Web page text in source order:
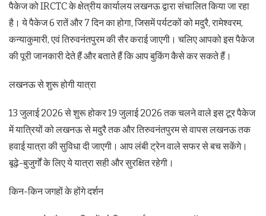
पैकेज को IRCTC के क्षेत्रीय कार्यालय लखनऊ द्वारा संचालित किया जा रहा
है। ये पैकेज 6 रातें और 7 दिन का होगा, जिसमें पर्यटकों को मदुरै, रामेश्वरम,
कन्याकुमारी, एवं तिरुवनंतपुरम की सैर कराई जाएगी। चलिए आपको इस पैकेज
की पूरी जानकारी देते हैं और बताते हैं कि आप बुकिंग कैसे कर सकते हैं।
लखनऊ से शुरू होगी यात्रा
13 जुलाई 2026 से शुरू होकर 19 जुलाई 2026 तक चलने वाले इस टूर पैकेज
में यात्रियों को लखनऊ से मदुरै तक और तिरुवनंतपुरम से वापस लखनऊ तक
हवाई यात्रा की सुविधा दी जाएगी। आप लंबी ट्रेन वाले सफर से बच सकेंगे।
बूढ़े-बुजुर्गों के लिए ये यात्रा सही और सुरक्षित रहेगी।
किन-किन जगहों के होंगे दर्शन